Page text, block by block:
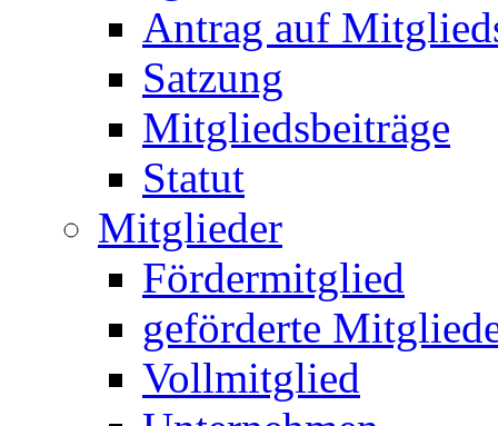
Antrag auf
Satzung
Mitgliedsbeiträge
Statut
Mitglieder
Fördermitglied
geförderte
Vollmitglied